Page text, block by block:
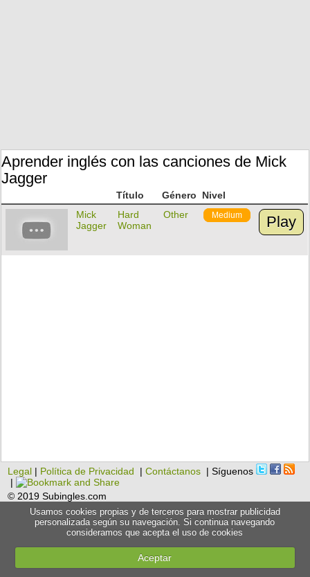
Aprender inglés con las canciones de Mick
Jagger
Título Género
Nivel
Mick
Jagger
Hard
Woman
Other Medium Play
Legal | Política de Privacidad |Contáctanos | Síguenos
|
© 2019 Subingles.com
Usamos cookies propias y de terceros para mostrar publicidad
personalizada según su navegación. Si continua navegando
consideramos que acepta el uso de cookies
Aceptar